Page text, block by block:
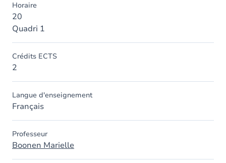
Horaire
20
Quadri 1
Crédits ECTS
2
Langue d'enseignement
Français
Professeur
Boonen Marielle